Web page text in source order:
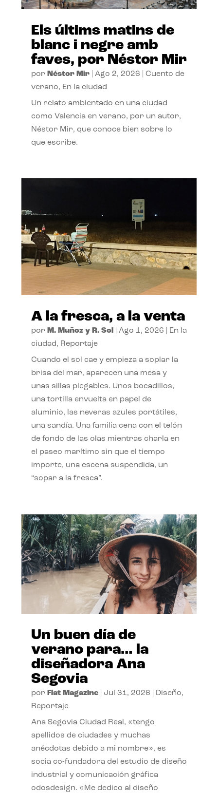
Els últims matins de
blanc i negre amb
faves, por Néstor Mir
por Néstor Mir| Ago 2, 2026
Cuento de
verano, En la ciudad
Un relato ambientado en una ciudad
como Valencia en verano, por un autor,
Néstor Mir, que conoce bien sobre lo
que escribe.
A la fresca, a la venta
por M. Muñoz y R. Sol| Ago 1, 2026
En la
ciudad, Reportaje
Cuando el sol cae y empieza a soplar la
brisa del mar, aparecen una mesa y
unas sillas plegables. Unos bocadillos,
una tortilla envuelta en papel de
aluminio, las neveras azules portátiles,
una sandía. Una familia cena con el telón
de fondo de las olas mientras charla en
el paseo marítimo sin que el tiempo
importe, una escena suspendida, un
“sopar a la fresca”.
Un buen día de
verano para… la
diseñadora Ana
Segovia
por Flat Magazine| Jul 31, 2026 Diseño,
Reportaje
Ana Segovia Ciudad Real, «tengo
apellidos de ciudades y muchas
anécdotas debido a mi nombre», es
socia co-fundadora del estudio de diseño
industrial y comunicación gráfica
odosdesign. «Me dedico al diseño